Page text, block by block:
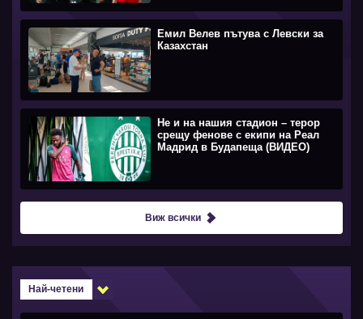
Емил Велев пътува с Левски за
Казахстан
Не и на нашия стадион – терор
срещу фенове с екипи на Реал
Мадрид в Будапеща (ВИДЕО)
Виж всички
Най-четени